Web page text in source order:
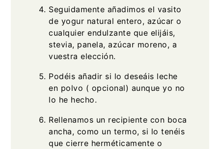
Seguidamente añadimos el vasito
de yogur natural entero, azúcar o
cualquier endulzante que elijáis,
stevia, panela, azúcar moreno, a
vuestra elección.
Podéis añadir si lo deseáis leche
en polvo ( opcional) aunque yo no
lo he hecho.
Rellenamos un recipiente con boca
ancha, como un termo, si lo tenéis
que cierre herméticamente o